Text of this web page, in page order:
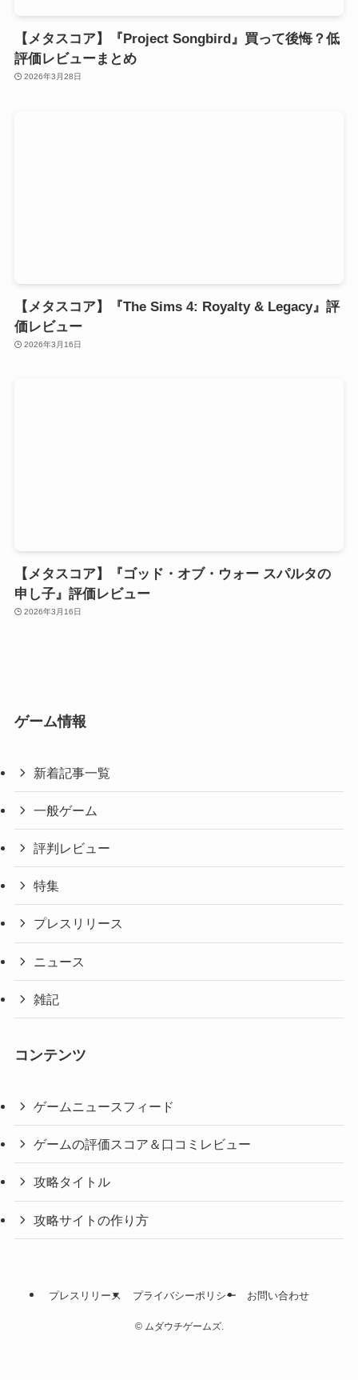
【メタスコア】『Project Songbird』買って後悔？低
評価レビューまとめ
2026年3月28日
【メタスコア】『The Sims 4: Royalty & Legacy』評
価レビュー
2026年3月16日
【メタスコア】『ゴッド・オブ・ウォー スパルタの
申し子』評価レビュー
2026年3月16日
ゲーム情報
新着記事一覧
一般ゲーム
評判レビュー
特集
プレスリリース
ニュース
雑記
コンテンツ
ゲームニュースフィード
ゲームの評価スコア＆口コミレビュー
攻略タイトル
攻略サイトの作り方
プレスリリース プライバシーポリシー お問い合わせ
©ムダウチゲームズ.